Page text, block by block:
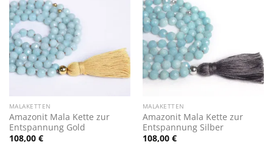
MALAKETTEN
Amazonit Mala Kette zur
Entspannung Gold
108,00 €
MALAKETTEN
Amazonit Mala Kette zur
Entspannung Silber
108,00 €